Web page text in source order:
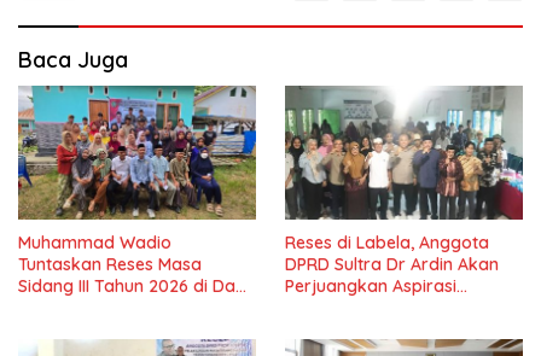
Baca Juga
Muhammad Wadio
Tuntaskan Reses Masa
Sidang III Tahun 2026 di Dapil
Reses di Labela, Anggota
DPRD Sultra Dr Ardin Akan
Perjuangkan Aspirasi